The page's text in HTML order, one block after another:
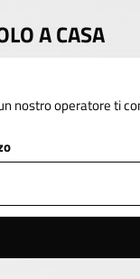
A CASA
nostro operatore ti